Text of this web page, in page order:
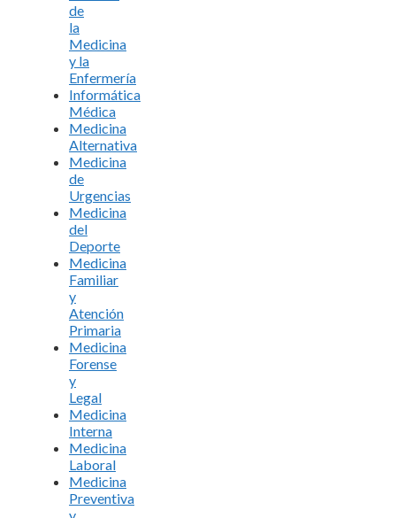
de
la
Medicina
y la
Enfermería
Informática
Médica
Medicina
Alternativa
Medicina
de
Urgencias
Medicina
del
Deporte
Medicina
Familiar
y
Atención
Primaria
Medicina
Forense
y
Legal
Medicina
Interna
Medicina
Laboral
Medicina
Preventiva